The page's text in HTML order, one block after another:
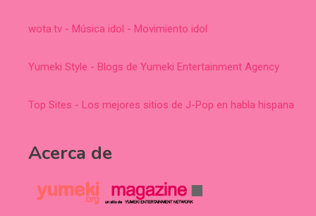
wota.tv - Música idol - Movimiento idol
Yumeki Style - Blogs de Yumeki Entertainment Agency
Top Sites - Los mejores sitios de J-Pop en habla hispana
Acerca de